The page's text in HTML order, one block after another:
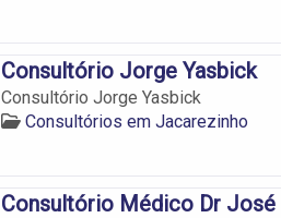
Consultório Jorge Yasbick
Consultório Jorge Yasbick
Consultórios em Jacarezinho
Consultório Médico Dr José